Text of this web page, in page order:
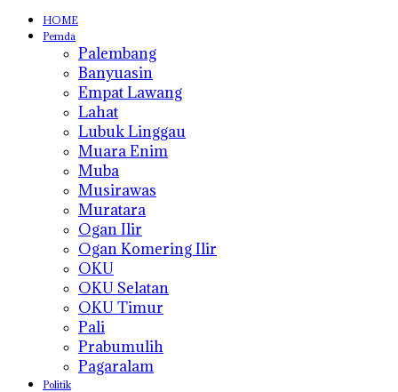
HOME
Pemda
Palembang
Banyuasin
Empat Lawang
Lahat
Lubuk Linggau
Muara Enim
Muba
Musirawas
Muratara
Ogan Ilir
Ogan Komering Ilir
OKU
OKU Selatan
OKU Timur
Pali
Prabumulih
Pagaralam
Politik